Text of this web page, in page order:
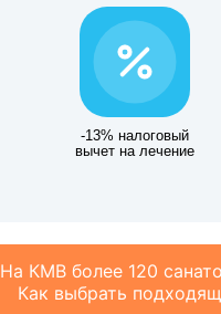
-13% налоговый
вычет на лечение
На КМВ более 120
Как выбрать